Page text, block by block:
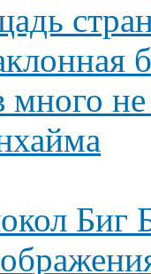
много
Биг